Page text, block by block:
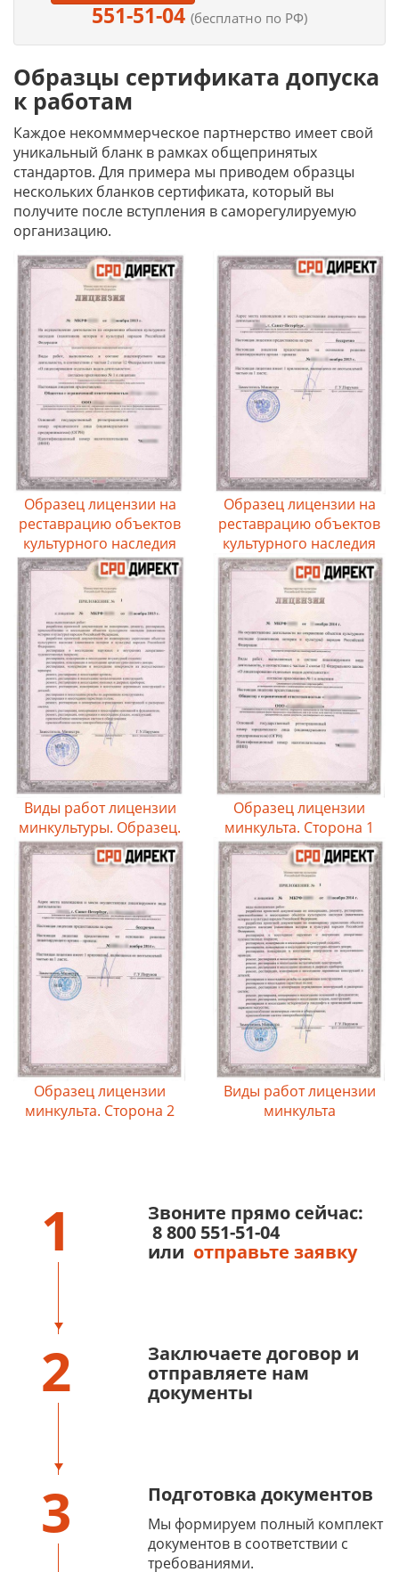
551-51-04 (бесплатно по РФ)
Образцы сертификата допуска
к работам
Каждое некомммерческое партнерство имеет свой
уникальный бланк в рамках общепринятых
стандартов. Для примера мы приводем образцы
нескольких бланков сертификата, который вы
получите после вступления в саморегулируемую
организацию.
Образец лицензии на
реставрацию объектов
культурного наследия
Образец лицензии на
реставрацию объектов
культурного наследия
Виды работ лицензии
минкультуры. Образец.
Образец лицензии
минкульта. Сторона 1
Образец лицензии
минкульта. Сторона 2
Виды работ лицензии
минкульта
1
Звоните прямо сейчас:
8 800 551-51-04
или отправьте заявку
2
Заключаете договор и
отправляете нам
документы
3 Подготовка документов
Мы формируем полный комплект
документов в соответствии с
требованиями.